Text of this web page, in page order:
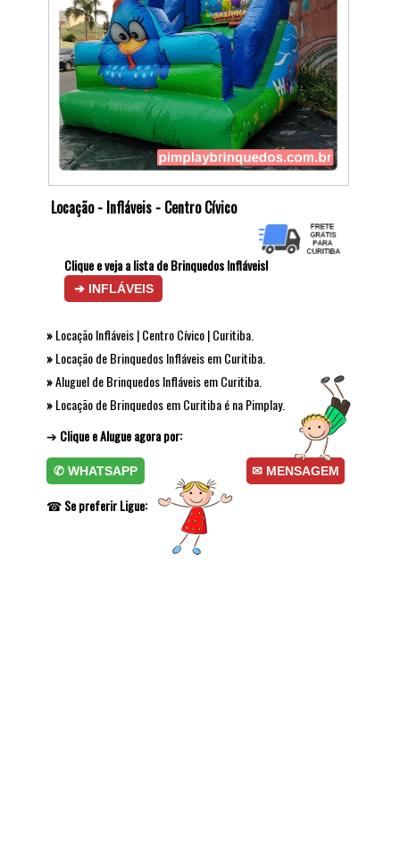
Locação - Infláveis - Centro Cívico
Clique e veja a lista de Brinquedos Infláveis!
➔ INFLÁVEIS
»Locação Infláveis | Centro Cívico | Curitiba.
»Locação de Brinquedos Infláveis em Curitiba.
»Aluguel de Brinquedos Infláveis em Curitiba.
»Locação de Brinquedos em Curitiba é na Pimplay.
➔ Clique e Alugue agora por:
✆ WHATSAPP ✉ MENSAGEM
☎Se preferir Ligue: